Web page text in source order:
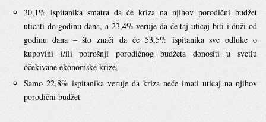
30,1% ispitanika smatra da će kriza na njihov porodični budžet
uticati do godinu dana, a 23,4% veruje da će taj uticaj biti i duži od
godinu dana – što znači da će 53,5% ispitanika sve odluke o
kupovini i/ili potrošnji porodičnog budžeta donositi u svetlu
očekivane ekonomske krize,
Samo 22,8% ispitanika veruje da kriza neće imati uticaj na njihov
porodični budžet